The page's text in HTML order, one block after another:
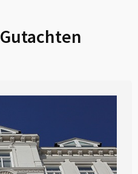
Gutachten